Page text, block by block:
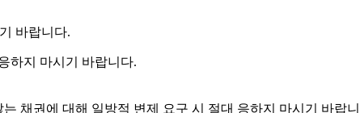
바랍니다.
하지 마시기 바랍니다.
채권에 대해 일방적 변제 요구 시 절대 응하지 마시기 바랍